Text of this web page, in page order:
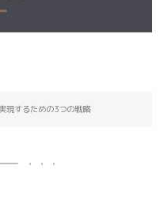
現するための3つの戦略